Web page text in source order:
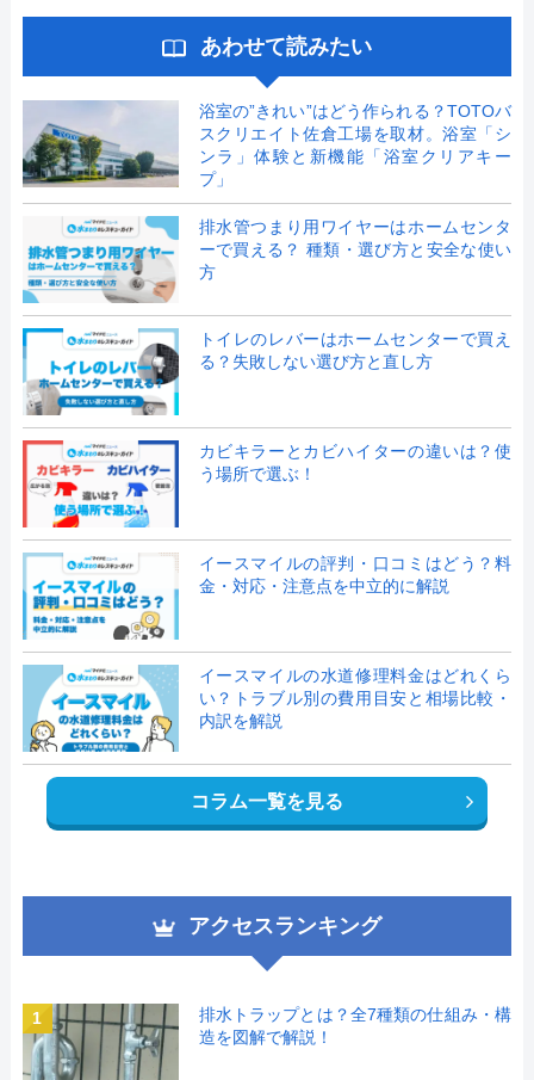
あわせて読みたい
浴室の”きれい”はどう作られる？TOTOバ
スクリエイト佐倉工場を取材。浴室「シ
ンラ」体験と新機能「浴室クリアキー
プ」
排水管つまり用ワイヤーはホームセンタ
ーで買える？ 種類・選び方と安全な使い
方
トイレのレバーはホームセンターで買え
る？失敗しない選び方と直し方
カビキラーとカビハイターの違いは？使
う場所で選ぶ！
イースマイルの評判・口コミはどう？料
金・対応・注意点を中立的に解説
イースマイルの水道修理料金はどれくら
い？トラブル別の費用目安と相場比較・
内訳を解説
コラム一覧を見る
アクセスランキング
1
排水トラップとは？全7種類の仕組み・構
造を図解で解説！